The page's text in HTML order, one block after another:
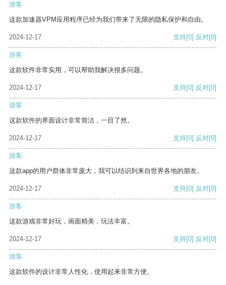
游客
这款加速器VPM应用程序已经为我们带来了无限的隐私保护和自由。
2024-12-17 支持[0] 反对[0]
游客
这款软件非常实用，可以帮助我解决很多问题。
2024-12-17 支持[0] 反对[0]
游客
这款软件的界面设计非常简洁，一目了然。
2024-12-17 支持[0] 反对[0]
游客
这款app的用户群体非常庞大，我可以结识到来自世界各地的朋友。
2024-12-17 支持[0] 反对[0]
游客
这款游戏非常好玩，画面精美，玩法丰富。
2024-12-17 支持[0] 反对[0]
游客
这款软件的设计非常人性化，使用起来非常方便。